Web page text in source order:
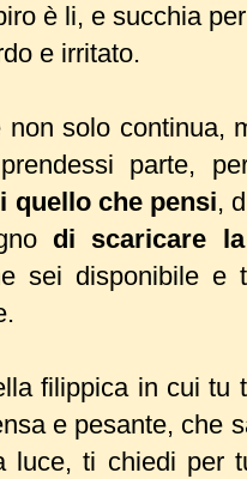
è li, e succhia
e irritato.
non solo continua,
parte,
quello che pensi,
di scaricare
sei disponibile e
filippica in cui tu
e pesante, che
luce, ti chiedi per